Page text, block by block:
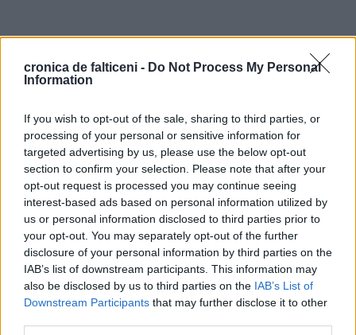
cronica de falticeni - Do Not Process My Personal
Information
If you wish to opt-out of the sale, sharing to third parties, or
processing of your personal or sensitive information for
targeted advertising by us, please use the below opt-out
section to confirm your selection. Please note that after your
opt-out request is processed you may continue seeing
interest-based ads based on personal information utilized by
us or personal information disclosed to third parties prior to
your opt-out. You may separately opt-out of the further
disclosure of your personal information by third parties on the
IAB’s list of downstream participants. This information may
also be disclosed by us to third parties on the IAB’s List of
Downstream Participants that may further disclose it to other